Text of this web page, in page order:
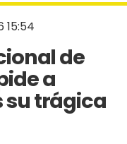
15:54
de
a
su trágica